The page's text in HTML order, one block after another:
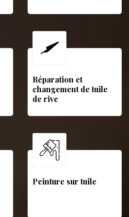
Réparation et
changement de tuile
de rive
Peinture sur tuile